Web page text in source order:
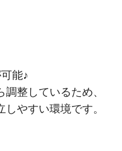
能♪
整しているため、
やすい環境です。